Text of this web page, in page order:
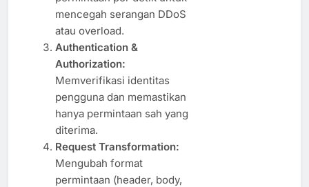
mencegah serangan DDoS
atau overload.
Authentication &
Authorization:
Memverifikasi identitas
pengguna dan memastikan
hanya permintaan sah yang
diterima.
Request Transformation:
Mengubah format
permintaan (header, body,